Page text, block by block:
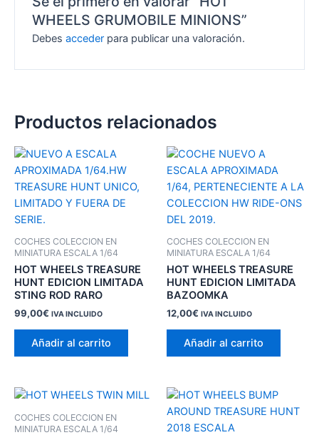
WHEELS GRUMOBILE MINIONS”
Debesacceder para publicar una valoración.
Productos relacionados
COCHES COLECCION EN
MINIATURA ESCALA 1/64
HOT WHEELS TREASURE
HUNT EDICION LIMITADA
STING ROD RARO
99,00€ IVA INCLUIDO
Añadir al carrito
COCHES COLECCION EN
MINIATURA ESCALA 1/64
HOT WHEELS TREASURE
HUNT EDICION LIMITADA
BAZOOMKA
12,00€ IVA INCLUIDO
Añadir al carrito
COCHES COLECCION EN
MINIATURA ESCALA 1/64